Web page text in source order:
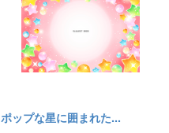
ポップな星に囲まれた...